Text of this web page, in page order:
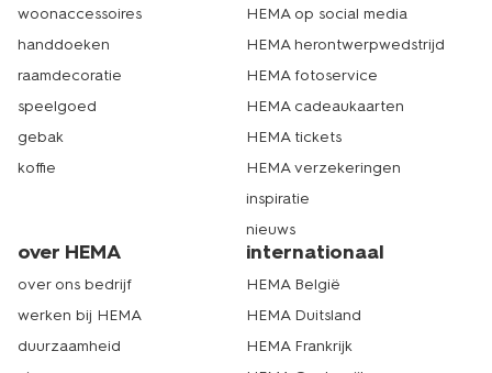
woonaccessoires
handdoeken
raamdecoratie
speelgoed
gebak
koffie
HEMA op social media
HEMA herontwerpwedstrijd
HEMA fotoservice
HEMA cadeaukaarten
HEMA tickets
HEMA verzekeringen
inspiratie
nieuws
over HEMA
over ons bedrijf
werken bij HEMA
duurzaamheid
internationaal
HEMA België
HEMA Duitsland
HEMA Frankrijk